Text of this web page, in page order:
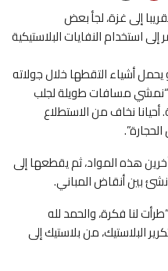
إلى غزة، لجأ بعض
استخدام النفايات البلاستيكية
(16 عاما) وهو يحمل أشياء التقطها خلال جولاته
أحيانا إلى 13 ساعة: “نمشي مسافات طويلة لجلب
أحيانا نخاف من الاستطلاع
هذه المواد، ثم يقطعها إلى
بين أنقاض المباني.
من العمر 35 عاما: “طرأت لنا فكرة، والحمد لله
البلاستيك، من بلاستيك إلى